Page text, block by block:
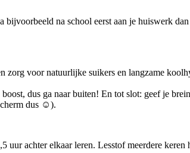
bijvoorbeeld na school eerst aan je huiswerk
zorg voor natuurlijke suikers en langzame
dus ga naar buiten! En tot slot: geef je
dus ☺).
uur achter elkaar leren. Lesstof meerdere